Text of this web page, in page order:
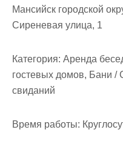
Мансийск городской
Сиреневая улица, 1
Категория: Аренда
гостевых домов, Бани /
свиданий
Время работы: